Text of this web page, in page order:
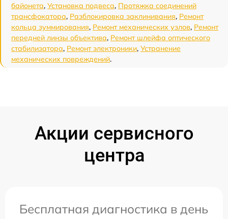
байонета, Установка подвеса, Протяжка соединений
трансфокатора, Разблокировка заклинивания, Ремонт
кольца зуммирования, Ремонт механических узлов, Ремонт
передней линзы объектива, Ремонт шлейфа оптического
стабилизатора, Ремонт электроники, Устранение
механических повреждений.
Акции сервисного
центра
Бесплатная диагностика в день